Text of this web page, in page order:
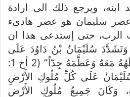
ويرجع ذلك الى ارادة
سليمان هو عصر هادىء
الرب، حتى إستدعى هذا ان
سُلَيْمَانُ بْنُ دَاوُدَ عَلَى
مَمْلَكَتِهِ وَكَانَ الرَّبُّ إِلَهُهُ مَعَهُ وَعَظَّمَهُ جِدّاً” (2 أخ 1:
عَلَى كُلِّ مُلُوكِ الأَرْضِ
وَكَانَ جَمِيعُ مُلُوكِ الأَرْضِ